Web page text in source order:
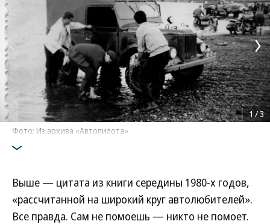
Фото: Из архива «Автопилота»
1/3
Выше — цитата из книги середины 1980-х годов,
«рассчитанной на широкий круг автолюбителей».
Все правда. Сам не помоешь — никто не помоет.